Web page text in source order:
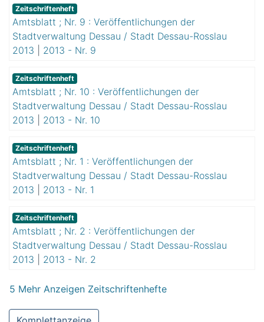
Zeitschriftenheft
Amtsblatt ; Nr. 9 : Veröffentlichungen der
Stadtverwaltung Dessau / Stadt Dessau-Rosslau
2013
2013 - Nr. 9
Zeitschriftenheft
Amtsblatt ; Nr. 10 : Veröffentlichungen der
Stadtverwaltung Dessau / Stadt Dessau-Rosslau
2013
2013 - Nr. 10
Zeitschriftenheft
Amtsblatt ; Nr. 1 : Veröffentlichungen der
Stadtverwaltung Dessau / Stadt Dessau-Rosslau
2013
2013 - Nr. 1
Zeitschriftenheft
Amtsblatt ; Nr. 2 : Veröffentlichungen der
Stadtverwaltung Dessau / Stadt Dessau-Rosslau
2013
2013 - Nr. 2
5 Mehr Anzeigen Zeitschriftenhefte